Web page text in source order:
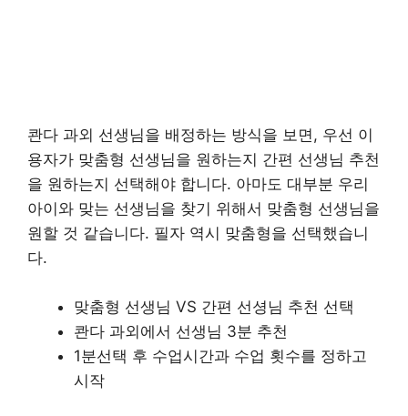
콴다 과외 선생님을 배정하는 방식을 보면, 우선 이
용자가 맞춤형 선생님을 원하는지 간편 선생님 추천
을 원하는지 선택해야 합니다. 아마도 대부분 우리
아이와 맞는 선생님을 찾기 위해서 맞춤형 선생님을
원할 것 같습니다. 필자 역시 맞춤형을 선택했습니
다.
맞춤형 선생님 VS 간편 선셩님 추천 선택
콴다 과외에서 선생님 3분 추천
1분선택 후 수업시간과 수업 횟수를 정하고
시작